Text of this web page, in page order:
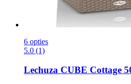
6 opties
5.0 (1)
Lechuza CUBE Cottage